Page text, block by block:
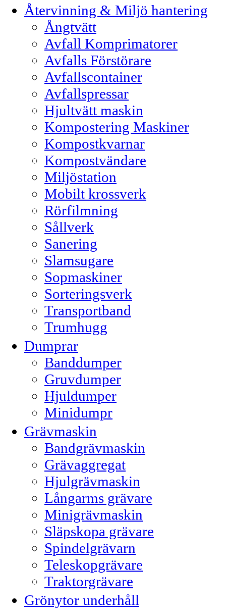
Återvinning & Miljö hantering
Ångtvätt
Avfall Komprimatorer
Avfalls Förstörare
Avfallscontainer
Avfallspressar
Hjultvätt maskin
Kompostering Maskiner
Kompostkvarnar
Kompostvändare
Miljöstation
Mobilt krossverk
Rörfilmning
Sållverk
Sanering
Slamsugare
Sopmaskiner
Sorteringsverk
Transportband
Trumhugg
Dumprar
Banddumper
Gruvdumper
Hjuldumper
Minidumpr
Grävmaskin
Bandgrävmaskin
Grävaggregat
Hjulgrävmaskin
Långarms grävare
Minigrävmaskin
Släpskopa grävare
Spindelgrävarn
Teleskopgrävare
Traktorgrävare
Grönytor underhåll